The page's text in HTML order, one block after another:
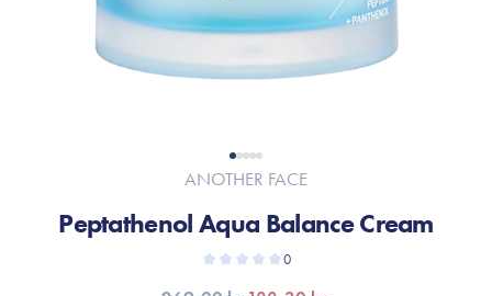
ANOTHER FACE
Peptathenol Aqua Balance Cream
0